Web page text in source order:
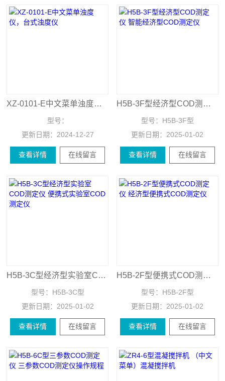
XZ-0101-E中文菜单浊度仪，台式浊度仪
型号：
更新日期： 2024-12-27
查看详情 在线留言
H5B-3F型经济型COD测定仪 智能经济型COD测定仪
型号： H5B-3F型
更新日期： 2025-01-02
查看详情 在线留言
H5B-3C型经济型实验室COD测定仪 便携式实验室COD测定仪
型号： H5B-3C型
更新日期： 2025-01-02
查看详情 在线留言
H5B-2F型便携式COD测定仪 经济型便携式COD测定仪
型号： H5B-2F型
更新日期： 2025-01-02
查看详情 在线留言